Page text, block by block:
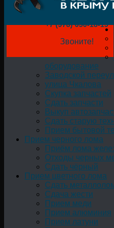
+7 (978) 050-18-19
Звоните!
оборудование
Заводской
улица Чкалова
Скупка запчастей
Сдать запчасти
Выкуп
Сдать старую
Прием бытовой
Прием черного лома
Приём лома
Отходы черных
Сдать чёрный
Прием цветного лома
Сдать
Сдача жести
Прием меди
Прием алюминия
Прием латуни